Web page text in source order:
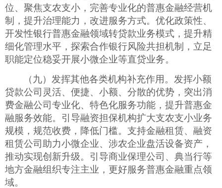
位、聚焦支农支小，完善专业化的普惠金融经营机
制，提升治理能力，改进服务方式。优化政策性、
开发性银行普惠金融领域转贷款业务模式，提升精
细化管理水平，探索合作银行风险共担机制，立足
职能定位稳妥开展小微企业等直贷业务。
（九）发挥其他各类机构补充作用。发挥小额
贷款公司灵活、便捷、小额、分散的优势，突出消
费金融公司专业化、特色化服务功能，提升普惠金
融服务效能。引导融资担保机构扩大支农支小业务
规模，规范收费，降低门槛。支持金融租赁、融资
租赁公司助力小微企业、涉农企业盘活设备资产，
推动实现创新升级。引导商业保理公司、典当行等
地方金融组织专注主业，更好服务普惠金融重点领
域。